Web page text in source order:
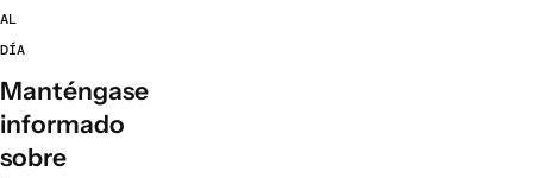
AL
DÍA
Manténgase
informado
sobre